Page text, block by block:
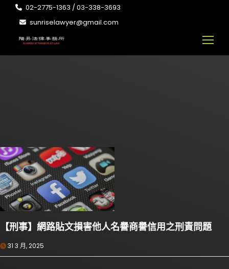
02-2775-1363 / 03-338-3693
sunriselawyer@gmail.com
【刑事】網路貼文損害他人名譽商譽信用之刑責問題
31 3 月, 2025